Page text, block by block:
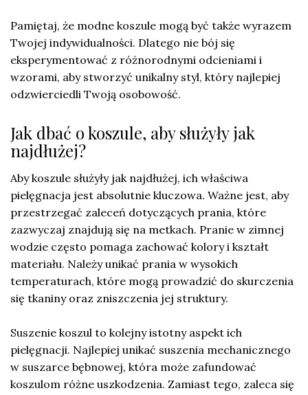
Pamiętaj, że modne koszule mogą być także wyrazem
Twojej indywidualności. Dlatego nie bój się
eksperymentować z różnorodnymi odcieniami i
wzorami, aby stworzyć unikalny styl, który najlepiej
odzwierciedli Twoją osobowość.
Jak dbać o koszule, aby służyły jak
najdłużej?
Aby koszule służyły jak najdłużej, ich właściwa
pielęgnacja jest absolutnie kluczowa. Ważne jest, aby
przestrzegać zaleceń dotyczących prania, które
zazwyczaj znajdują się na metkach. Pranie w zimnej
wodzie często pomaga zachować kolory i kształt
materiału. Należy unikać prania w wysokich
temperaturach, które mogą prowadzić do skurczenia
się tkaniny oraz zniszczenia jej struktury.
Suszenie koszul to kolejny istotny aspekt ich
pielęgnacji. Najlepiej unikać suszenia mechanicznego
w suszarce bębnowej, która może zafundować
koszulom różne uszkodzenia. Zamiast tego, zaleca się